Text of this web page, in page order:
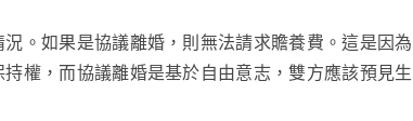
。如果是協議離婚，則無法請求贍養費。這是因為
權，而協議離婚是基於自由意志，雙方應該預見生